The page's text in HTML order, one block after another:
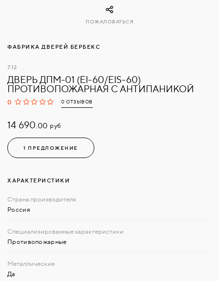
ФАБРИКА ДВЕРЕЙ БЕРБЕКС
712
ДВЕРЬ ДПМ-01 (EI-60/EIS-60)
ПРОТИВОПОЖАРНАЯ С АНТИПАНИКОЙ
0 0 ОТЗЫВОВ
14 690.00 руб
1 ПРЕДЛОЖЕНИЕ
ПОЖАЛОВАТЬСЯ
ХАРАКТЕРИСТИКИ
Россия
Противопожарные
Да